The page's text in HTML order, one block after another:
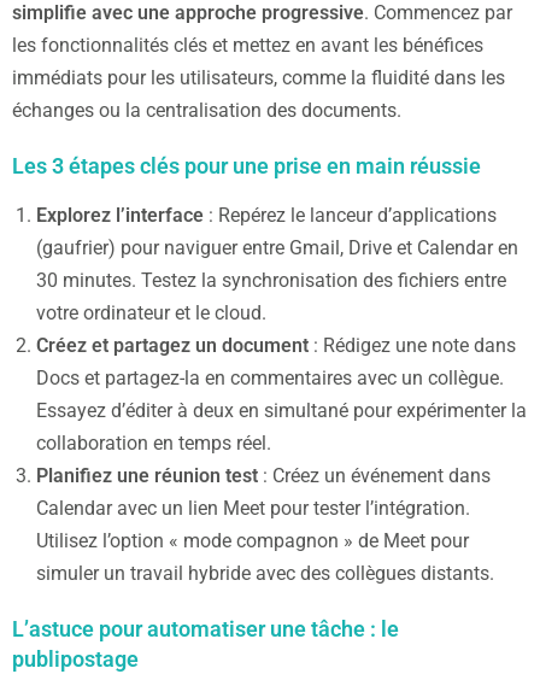
simplifie avec une approche progressive. Commencez par
les fonctionnalités clés et mettez en avant les bénéfices
immédiats pour les utilisateurs, comme la fluidité dans les
échanges ou la centralisation des documents.
Les 3 étapes clés pour une prise en main réussie
Explorez l’interface : Repérez le lanceur d’applications
(gaufrier) pour naviguer entre Gmail, Drive et Calendar en
30 minutes. Testez la synchronisation des fichiers entre
votre ordinateur et le cloud.
Créez et partagez un document : Rédigez une note dans
Docs et partagez-la en commentaires avec un collègue.
Essayez d’éditer à deux en simultané pour expérimenter la
collaboration en temps réel.
Planifiez une réunion test : Créez un événement dans
Calendar avec un lien Meet pour tester l’intégration.
Utilisez l’option « mode compagnon » de Meet pour
simuler un travail hybride avec des collègues distants.
L’astuce pour automatiser une tâche : le
publipostage